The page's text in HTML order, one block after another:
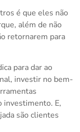
é que eles não
além de não
retornarem para
para dar ao
investir no bem-
investimento. E,
são clientes